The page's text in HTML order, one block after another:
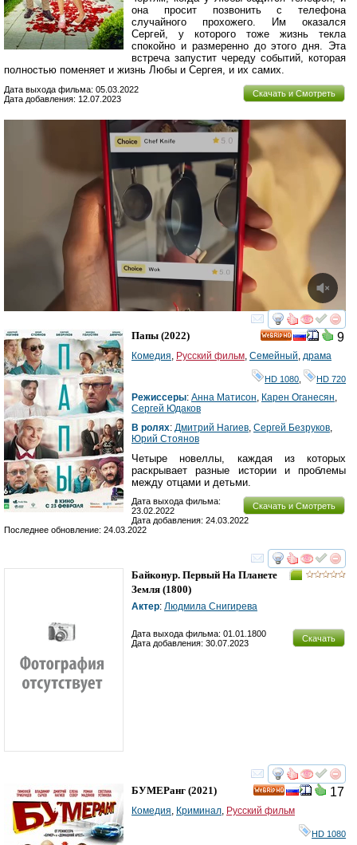
она просит позвонить с телефона
случайного прохожего. Им оказался
Сергей, у которого тоже жизнь текла
спокойно и размеренно до этого дня. Эта
встреча запустит череду событий, которая
полностью поменяет и жизнь Любы и Сергея, и их самих.
Скачать и Смотреть
Дата выхода фильма: 05.03.2022
Дата добавления: 12.07.2023
смотреть
9
Папы (2022)
Комедия Русский фильм Семейный драма
HD 1080 HD 720
Режиссеры: Анна Матисон Карен Оганесян
Сергей Юдаков
В ролях: Дмитрий Нагиев Сергей Безруков
Юрий Стоянов
Четыре новеллы, каждая из которых
раскрывает разные истории и проблемы
между отцами и детьми.
Скачать и Смотреть
Дата выхода фильма:
23.02.2022
Дата добавления: 24.03.2022
Последнее обновление: 24.03.2022
смотреть
Байконур. Первый На Планете
Земля (1800)
Актер: Людмила Снигирева
Скачать
Дата выхода фильма: 01.01.1800
Дата добавления: 30.07.2023
смотреть
17
БУМЕРанг (2021)
Комедия, Криминал, Русский фильм
HD 1080